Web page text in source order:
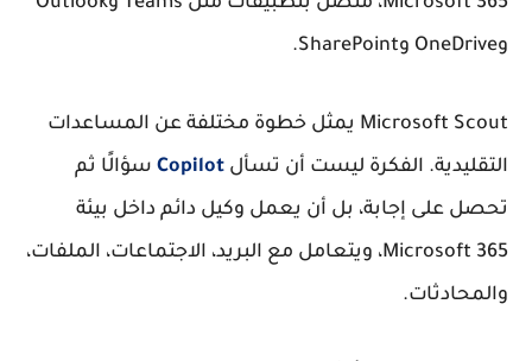
وOneDrive وSharePoint.
Microsoft Scout يمثل خطوة مختلفة عن المساعدات
التقليدية. الفكرة ليست أن تسأل Copilot سؤالًا ثم
تحصل على إجابة، بل أن يعمل وكيل دائم داخل بيئة
Microsoft 365، ويتعامل مع البريد، الاجتماعات، الملفات،
والمحادثات.